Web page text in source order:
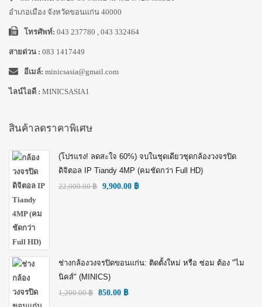
อำเภอเมือง จังหวัดขอนแก่น 40000
โทรศัพท์: 043 237780 , 043 332464
สายด่วน : 083 1417449
อีเมล์: minicsasia@gmail.com
ไลน์ไอดี : MINICSASIA1
สินค้าลดราคาพิเศษ
(โปรแรง! ลดสะใจ 60%) จบในชุดเดียวชุดกล้องวงจรปิด
ดิจิตอล IP Tiandy 4MP (คมชัดกว่า Full HD)
22,000.00฿ 9,900.00 ฿
ช่างกล้องวงจรปิดขอนแก่น: ติดตั้งใหม่ หรือ ซ่อม ต้อง "ไม
นิคส์" (MINICS)
1,200.00฿ 850.00 ฿